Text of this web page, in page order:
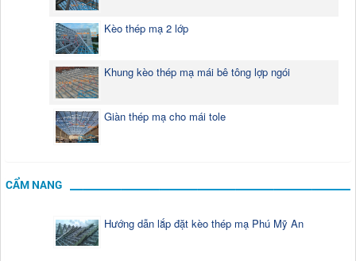
Kèo thép mạ 2 lớp
Khung kèo thép mạ mái bê tông lợp ngói
Giàn thép mạ cho mái tole
CẨM NANG
Hướng dẫn lắp đặt kèo thép mạ Phú Mỹ An